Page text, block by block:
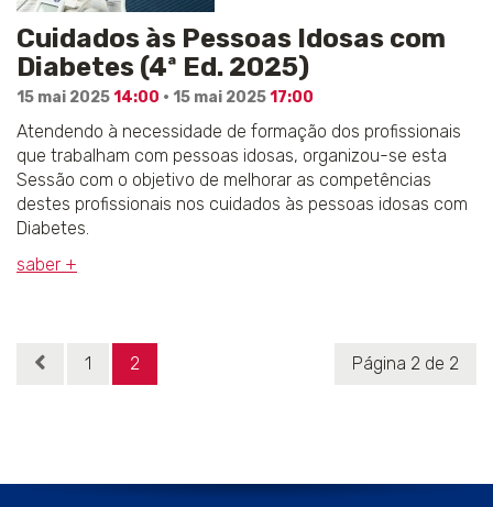
Cuidados às Pessoas Idosas com
Diabetes (4ª Ed. 2025)
15 mai 202514:00 · 15 mai 202517:00
Atendendo à necessidade de formação dos profissionais
que trabalham com pessoas idosas, organizou-se esta
Sessão com o objetivo de melhorar as competências
destes profissionais nos cuidados às pessoas idosas com
Diabetes.
saber +
1 2 Página 2 de 2